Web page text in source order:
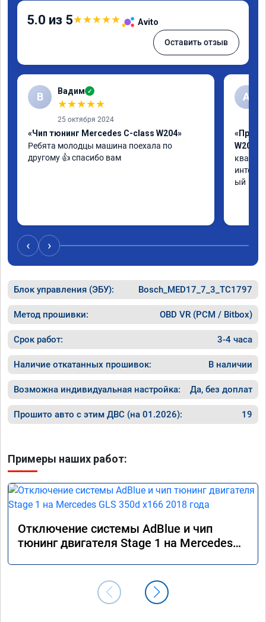
5.0 из 5★★★★★ Avito
Оставить отзыв
В Вадим ✓
★★★★★
25 октября 2024
«Чип тюнинг Mercedes C-class W204»
Ребята молодцы машина поехала по
другому 👍 спасибо вам
А
W205»
ый
‹ ›
Блок управления (ЭБУ): Bosch_MED17_7_3_TC1797
Метод прошивки: OBD VR (PCM / Bitbox)
Срок работ: 3-4 часа
Наличие откатанных прошивок: В наличии
Возможна индивидуальная настройка: Да, без доплат
Прошито авто с этим ДВС (на 01.2026): 19
Примеры наших работ:
Отключение системы AdBlue и чип
тюнинг двигателя Stage 1 на Mercedes